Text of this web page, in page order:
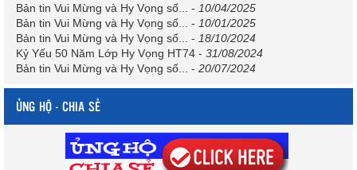
Bản tin Vui Mừng và Hy Vọng số...
- 10/04/2025
Bản tin Vui Mừng và Hy Vọng số...
- 10/01/2025
Bản tin Vui Mừng và Hy Vọng số...
- 18/10/2024
Kỷ Yếu 50 Năm Lớp Hy Vọng HT74 - 31/08/2024
Bản tin Vui Mừng và Hy Vọng số...
- 20/07/2024
ỦNG HỘ - CHIA SẺ